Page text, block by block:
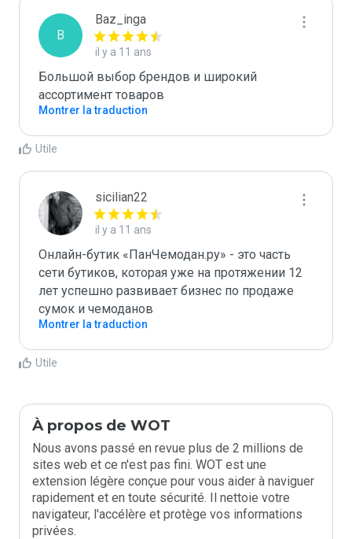
B
Baz_inga
il y a 11 ans
Большой выбор брендов и широкий
ассортимент товаров
Montrer la traduction
Utile
sicilian22
il y a 11 ans
Онлайн-бутик «ПанЧемодан.ру» - это часть
сети бутиков, которая уже на протяжении 12
лет успешно развивает бизнес по продаже
сумок и чемоданов
Montrer la traduction
Utile
À propos de WOT
Nous avons passé en revue plus de 2 millions de
sites web et ce n'est pas fini. WOT est une
extension légère conçue pour vous aider à naviguer
rapidement et en toute sécurité. Il nettoie votre
navigateur, l'accélère et protège vos informations
privées.